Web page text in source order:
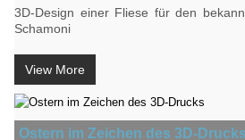
3D-Design einer Fliese für den
Schamoni
View More
Ostern im Zeichen des 3D-Drucks